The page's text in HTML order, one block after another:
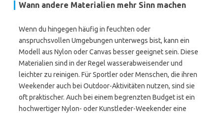
Wann andere Materialien mehr Sinn machen
Wenn du hingegen häufig in feuchten oder
anspruchsvollen Umgebungen unterwegs bist, kann ein
Modell aus Nylon oder Canvas besser geeignet sein. Diese
Materialien sind in der Regel wasserabweisender und
leichter zu reinigen. Für Sportler oder Menschen, die ihren
Weekender auch bei Outdoor-Aktivitäten nutzen, sind sie
oft praktischer. Auch bei einem begrenzten Budget ist ein
hochwertiger Nylon- oder Kunstleder-Weekender eine